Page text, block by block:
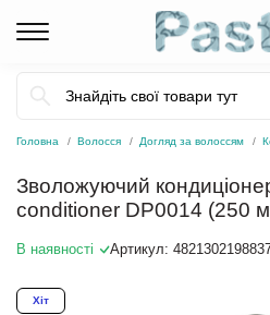
Головна Волосся Догляд за волоссям
Зволожуючий
conditioner DP0014 (250
В наявності Артикул:
Хіт